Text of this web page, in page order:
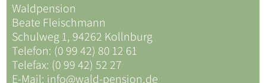
Waldpension
Beate Fleischmann
Schulweg 1, 94262 Kollnburg
Telefon: (0 99 42) 80 12 61
Telefax: (0 99 42) 52 27
E-Mail: info@wald-pension.de